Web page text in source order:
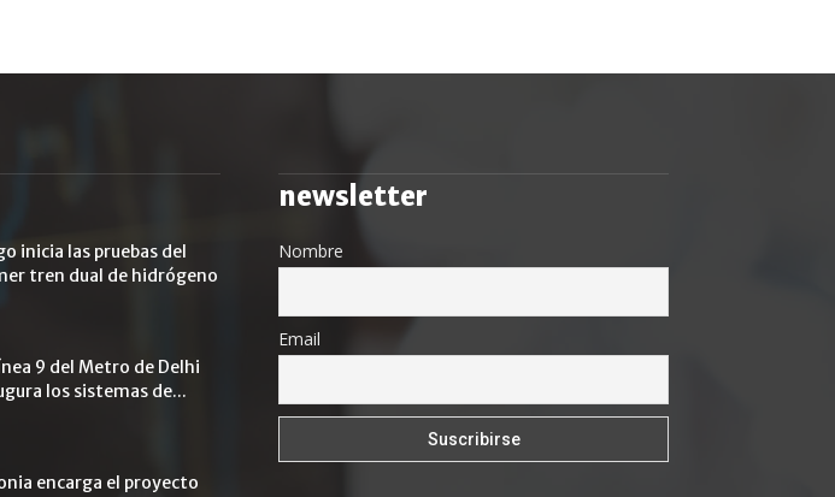
inicia las pruebas del
tren dual de hidrógeno
9 del Metro de Delhi
los sistemas de...
encarga el proyecto
newsletter
Nombre
Email